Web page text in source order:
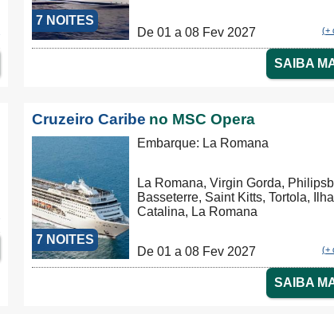
7 NOITES
De 01 a 08 Fev 2027 (+
SAIBA
Cruzeiro Caribe no MSC Opera
7 NOITES
Embarque: La Romana
La Romana, Virgin Gorda,
Basseterre, Saint Kitts, Tortola, Ilha
Catalina, La Romana
De 01 a 08 Fev 2027 (+
SAIBA